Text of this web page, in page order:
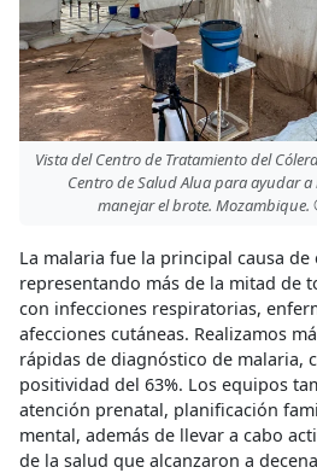
Vista del Centro de Tratamiento del
Centro de Salud Alua para ayudar
manejar el brote.
La malaria fue la principal causa de
representando más de la mitad de
con infecciones respiratorias,
afecciones cutáneas. Realizamos
rápidas de diagnóstico de malaria,
positividad del 63%. Los equipos
atención prenatal, planificación
mental, además de llevar a cabo
de la salud que alcanzaron a